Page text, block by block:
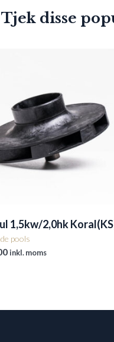
Tjek disse
1,5kw/2,0hk
pools
inkl. moms